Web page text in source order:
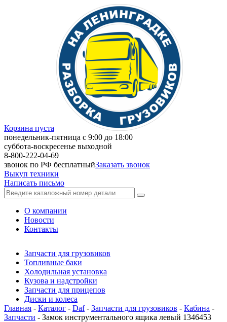
Корзина пуста
понедельник-пятница с 9:00 до 18:00
суббота-воскресенье выходной
8-800-222-04-69
звонок по РФ бесплатныйЗаказать звонок
Выкуп техники
Написать письмо
О компании
Новости
Контакты
Запчасти для грузовиков
Топливные баки
Холодильная установка
Кузова и надстройки
Запчасти для прицепов
Диски и колеса
Главная - Каталог - Daf- Запчасти для грузовиков - Кабина -
Запчасти - Замок инструментального ящика левый 1346453